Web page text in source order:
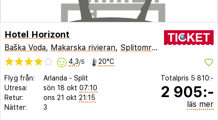
Hotel Horizont
Baška Voda, Makarska rivieran, Splitområdet ,Kroatien
4,3/5 20°C
Flyg från: Arlanda - Split
Utresa:
sön 18 okt 07:10
Retur:
ons 21 okt 21:15
Nätter:
3
Totalpris 5 810:-
2 905:-
läs mer